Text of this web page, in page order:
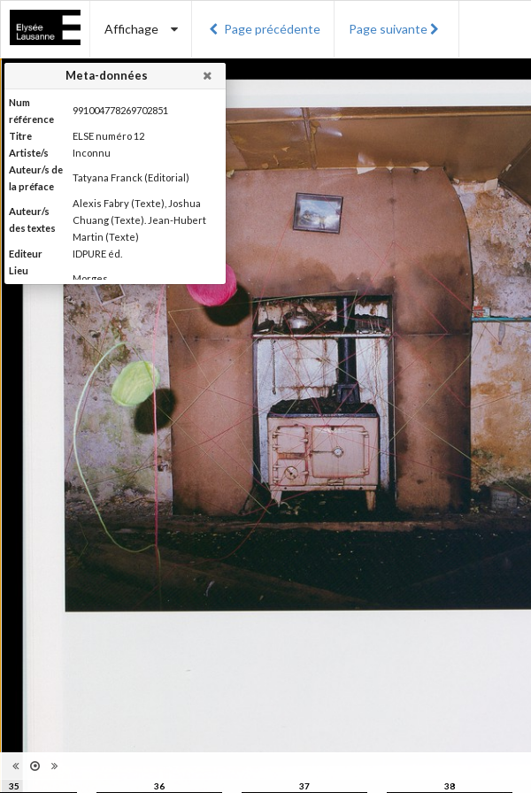
Affichage Page précédente Page suivante
35 36 37 38
Meta-données
Num
référence
991004778269702851
Titre
ELSE numéro 12
Artiste/s
Inconnu
Auteur/s de
la préface
Tatyana Franck (Editorial)
Auteur/s
des textes
Alexis Fabry (Texte), Joshua
Chuang (Texte). Jean-Hubert
Martin (Texte)
Editeur
IDPURE éd.
Lieu
d'édition
Morges
2016
Production du Musée de
l'Elysée Else se définit comme
étant un magazine de "l'autre"
photographie, la photographie
qui ne s'appréhende pas
seulement pour elle-même,
mais se manisfeste en séries,
en collections, regroupées par
le regard du photographe, de
l'artiste, du critique, du
commissaire, du collectionneur
Revues, Journaux
Broché
98 pages